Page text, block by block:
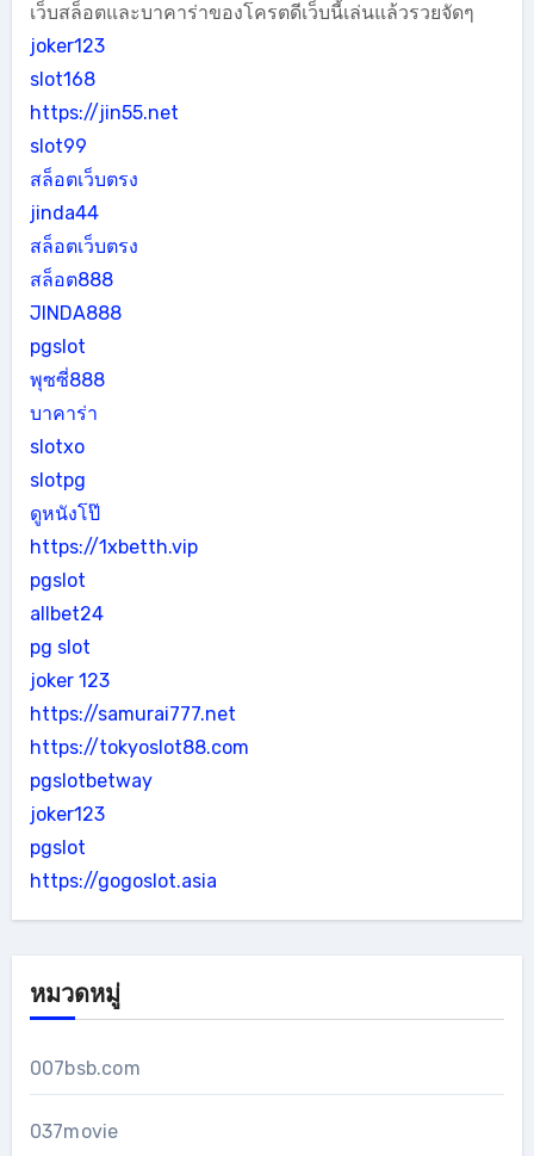
เว็บสล็อตและบาคาร่าของโครตดีเว็บนี้เล่นแล้วรวยจัดๆ
joker123
slot168
https://jin55.net
slot99
สล็อตเว็บตรง
jinda44
สล็อตเว็บตรง
สล็อต888
JINDA888
pgslot
พุซซี่888
บาคาร่า
slotxo
slotpg
ดูหนังโป๊
https://1xbetth.vip
pgslot
allbet24
pg slot
joker 123
https://samurai777.net
https://tokyoslot88.com
pgslotbetway
joker123
pgslot
https://gogoslot.asia
หมวดหมู่
007bsb.com
037movie